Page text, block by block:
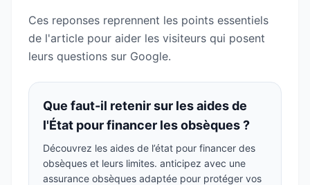
Ces reponses reprennent les points essentiels
de l'article pour aider les visiteurs qui posent
leurs questions sur Google.
Que faut-il retenir sur les aides de
l'État pour financer les obsèques ?
Découvrez les aides de l’état pour financer des
obsèques et leurs limites. anticipez avec une
assurance obsèques adaptée pour protéger vos